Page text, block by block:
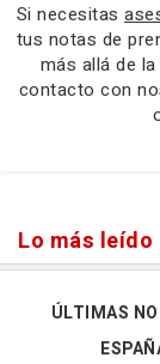
Si necesitas
tus notas de
más allá de
contacto con
Lo más leído
ÚLTIMAS